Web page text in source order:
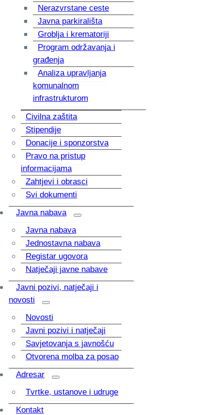
Nerazvrstane ceste
Javna parkirališta
Groblja i krematoriji
Program održavanja i
građenja
Analiza upravljanja
komunalnom
infrastrukturom
Civilna zaštita
Stipendije
Donacije i sponzorstva
Pravo na pristup
informacijama
Zahtjevi i obrasci
Svi dokumenti
Javna nabava
Javna nabava
Jednostavna nabava
Registar ugovora
Natječaji javne nabave
Javni pozivi, natječaji i
novosti
Novosti
Javni pozivi i natječaji
Savjetovanja s javnošću
Otvorena molba za posao
Adresar
Tvrtke, ustanove i udruge
Kontakt